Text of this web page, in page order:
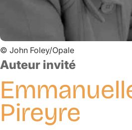
© John Foley/Opale
Auteur invité
Pireyre